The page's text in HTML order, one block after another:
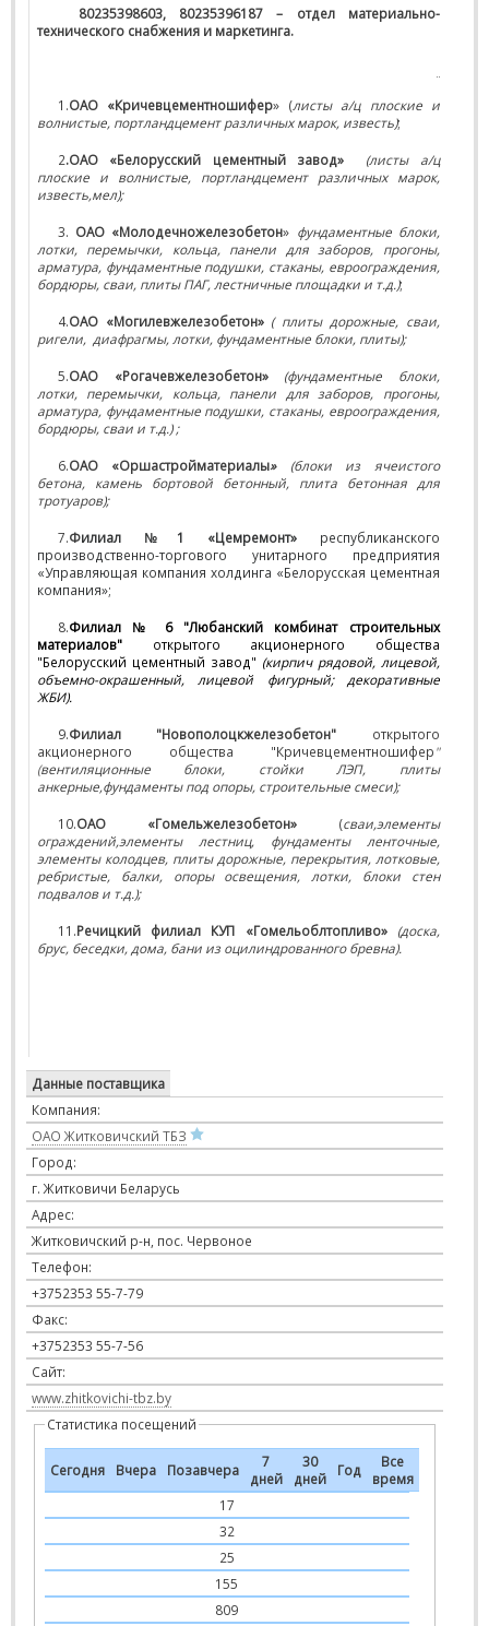
80235398603, 80235396187 – отдел материально-
технического снабжения и маркетинга.
1.ОАО «Кричевцементношифер» (листы а/ц плоские и
волнистые, портландцемент различных марок, известь);
2.ОАО «Белорусский цементный завод»
(листы а/ц
плоские и волнистые, портландцемент различных марок,
известь,мел);
3. ОАО «Молодечножелезобетон» фундаментные блоки,
лотки, перемычки, кольца, панели для заборов, прогоны,
арматура, фундаментные подушки, стаканы, евроограждения,
бордюры, сваи, плиты ПАГ, лестничные площадки и т.д.);
4.ОАО «Могилевжелезобетон» ( плиты дорожные, сваи,
ригели, диафрагмы, лотки, фундаментные блоки, плиты);
5.ОАО «Рогачевжелезобетон»
(фундаментные блоки,
лотки, перемычки, кольца, панели для заборов, прогоны,
арматура, фундаментные подушки, стаканы, евроограждения,
бордюры, сваи и т.д.) ;
6.ОАО «Оршастройматериалы»(блоки из ячеистого
бетона, камень бортовой бетонный, плита бетонная для
тротуаров);
7.Филиал №1 «Цемремонт»республиканского
производственно-торгового унитарного предприятия
«Управляющая компания холдинга «Белорусская цементная
компания»;
8.Филиал № 6 "Любанский комбинат строительных
материалов" открытого акционерного общества
"Белорусский цементный завод" (кирпич рядовой, лицевой,
объемно-окрашенный, лицевой фигурный; декоративные
ЖБИ).
9.Филиал "Новополоцкжелезобетон" открытого
акционерного общества "Кричевцементношифер"
(вентиляционные блоки, стойки ЛЭП, плиты
анкерные,фундаменты под опоры, строительные смеси);
10.ОАО «Гомельжелезобетон»(сваи,элементы
ограждений,элементы лестниц, фундаменты ленточные,
элементы колодцев, плиты дорожные, перекрытия, лотковые,
ребристые, балки, опоры освещения, лотки, блоки стен
подвалов и т.д.);
11.Речицкий филиал КУП «Гомельоблтопливо»
(доска,
брус, беседки, дома, бани из оцилиндрованного бревна).
Данные поставщика
Компания:
ОАО Житковичский ТБЗ
Город:
г. Житковичи Беларусь
Адрес:
Житковичский р-н, пос. Червоное
Телефон:
+3752353 55-7-79
Факс:
+3752353 55-7-56
Сайт:
www.zhitkovichi-tbz.by
Статистика посещений
Сегодня Вчера Позавчера
7
дней
30
дней
Год
Все
время
17
32
25
155
809